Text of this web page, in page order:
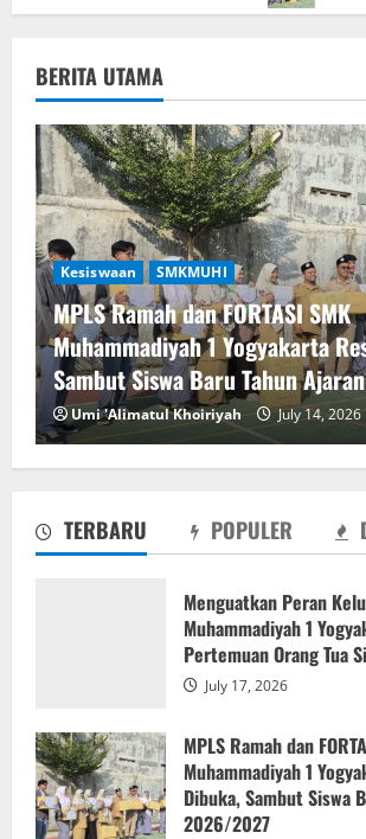
BERITA UTAMA
Kesiswaan SMKMUHI
MPLS Ramah dan FORTASI SMK
Muhammadiyah 1 Yogyakarta
Sambut Siswa Baru Tahun
Umi 'Alimatul Khoiriyah July 14, 2026
MPLS Ramah dan
Muhammadiyah 1
Dibuka, Sambut Siswa
2026/2027
Pengumuman Hasil
Muhammadiyah 1
Pelajaran 2026/2027
July 3, 2026
4
Muhammadiyah 1
Dibuka
July 1, 2026
TERBARU POPULER
Menguatkan Peran
Muhammadiyah 1
Pertemuan Orang Tua
July 17, 2026
MPLS Ramah dan
Muhammadiyah 1
Dibuka, Sambut Siswa
2026/2027